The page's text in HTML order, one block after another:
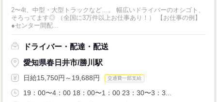
2〜4t、中型・大型トラックなど…。 幅広いドライバーのオシゴト、
そろってます◎ （全国に3万件以上お仕事あり！） 【お仕事の例】
●センター間配...
ドライバー・配達・配送
愛知県春日井市/勝川駅
日給15,750円～19,688円 交通費一部支給
19：00〜4：00 18：00〜1：00 23：30〜3：3...